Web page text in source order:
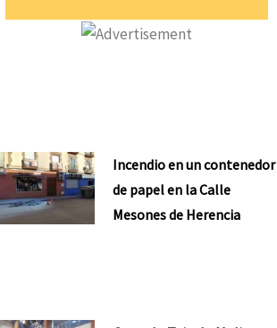
Incendio en un contenedor
de papel en la Calle
Mesones de Herencia